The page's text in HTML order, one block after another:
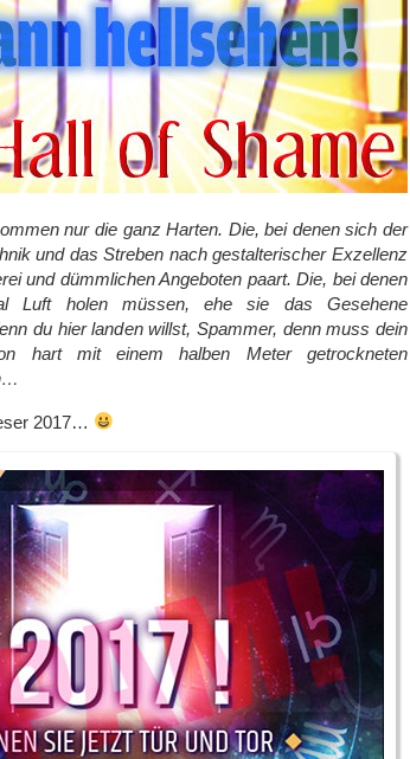
nur die ganz Harten. Die, bei denen sich der
und das Streben nach gestalterischer Exzellenz
und dümmlichen Angeboten paart. Die, bei denen
Luft holen müssen, ehe sie das Gesehene
du hier landen willst, Spammer, denn muss dein
hart mit einem halben Meter getrockneten
2017…